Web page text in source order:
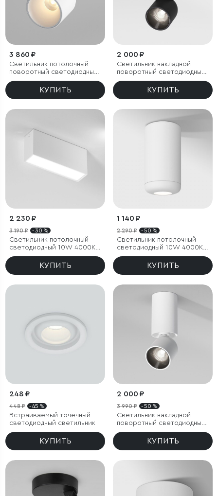
3 860 ₽
Светильник потолочный
поворотный светодиодный
Rolly 9W 3000K белый
КУПИТЬ
2 000 ₽
Светильник накладной
поворотный светодиодный
Spot 8W 4000K черный
КУПИТЬ
2 230 ₽
3 190 ₽ - 30 %
Светильник потолочный
светодиодный 10W 4000K
белый Block
КУПИТЬ
1 140 ₽
2 290 ₽ - 50 %
Светильник потолочный
светодиодный 10W 4000K
белый
КУПИТЬ
248 ₽
448 ₽ - 45 %
Встраиваемый точечный
светодиодный светильник
КУПИТЬ
2 000 ₽
3 990 ₽ - 50 %
Светильник накладной
поворотный светодиодный
Spot 8W 4000K белый
КУПИТЬ